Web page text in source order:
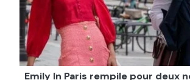
Emily In Paris rempile pour deux